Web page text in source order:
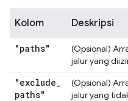
Kolom Deskripsi
"paths"
(Opsional)
jalur yang
"exclude_
paths"
(Opsional)
jalur yang